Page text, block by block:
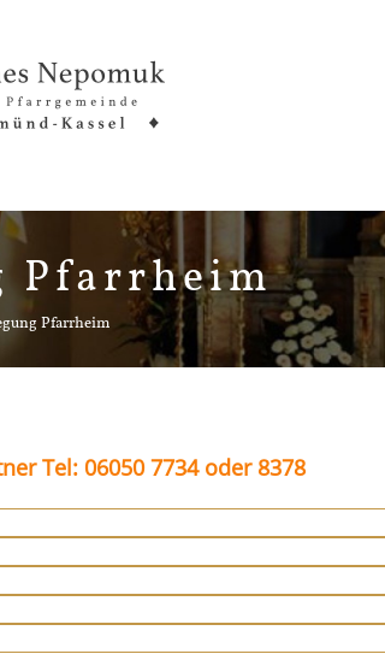
Pfarrheim
Pfarrheim
Tel: 06050 7734 oder 8378